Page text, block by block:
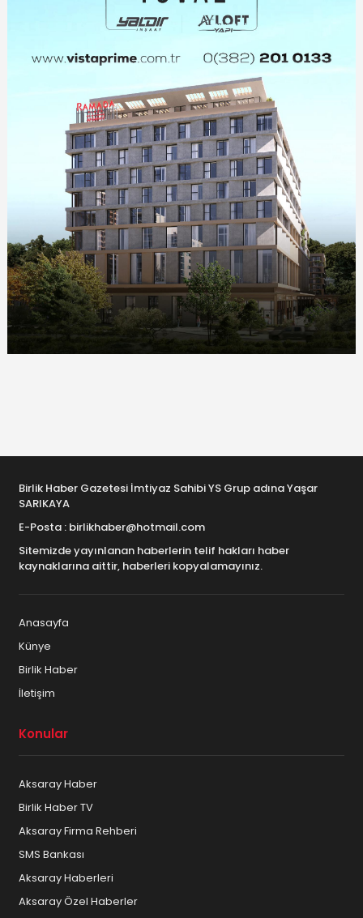
Birlik Haber Gazetesi İmtiyaz Sahibi YS Grup adına Yaşar
SARIKAYA
E-Posta : birlikhaber@hotmail.com
Sitemizde yayınlanan haberlerin telif hakları haber
kaynaklarına aittir, haberleri kopyalamayınız.
Anasayfa
Künye
Birlik Haber
İletişim
Konular
Aksaray Haber
Birlik Haber TV
Aksaray Firma Rehberi
SMS Bankası
Aksaray Haberleri
Aksaray Özel Haberler